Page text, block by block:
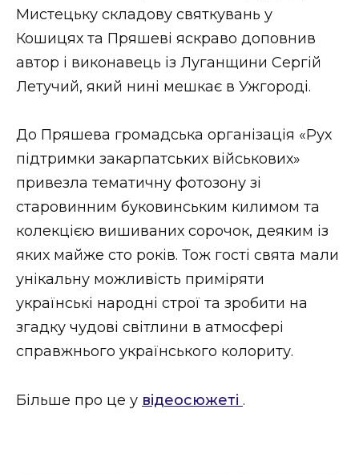
Мистецьку складову святкувань у
Кошицях та Пряшеві яскраво доповнив
автор і виконавець із Луганщини Сергій
Летучий, який нині мешкає в Ужгороді.
До Пряшева громадська організація «Рух
підтримки закарпатських військових»
привезла тематичну фотозону зі
старовинним буковинським килимом та
колекцією вишиваних сорочок, деяким із
яких майже сто років. Тож гості свята мали
унікальну можливість приміряти
українські народні строї та зробити на
згадку чудові світлини в атмосфері
справжнього українського колориту.
Більше про це у відеосюжеті .